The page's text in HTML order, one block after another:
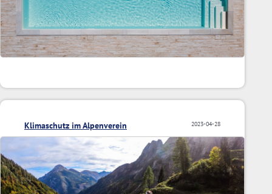
2023-04-28
Klimaschutz im Alpenverein